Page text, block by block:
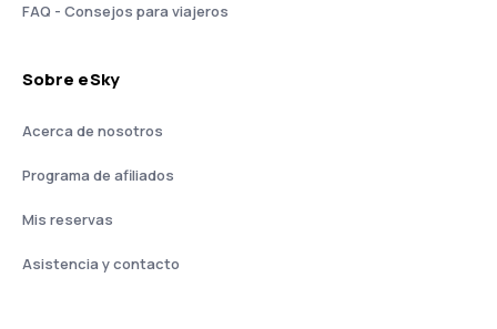
FAQ - Consejos para viajeros
Sobre eSky
Acerca de nosotros
Programa de afiliados
Mis reservas
Asistencia y contacto